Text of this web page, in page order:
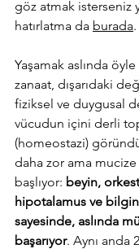
göz atmak isterseniz
hatırlatma da burada.
Yaşamak aslında
zanaat, dışarıdaki
fiziksel ve duygusal
vücudun içini derli
(homeostazi)
daha zor ama
başlıyor: beyin,
hipotalamus ve
sayesinde, aslında
başarıyor. Aynı anda